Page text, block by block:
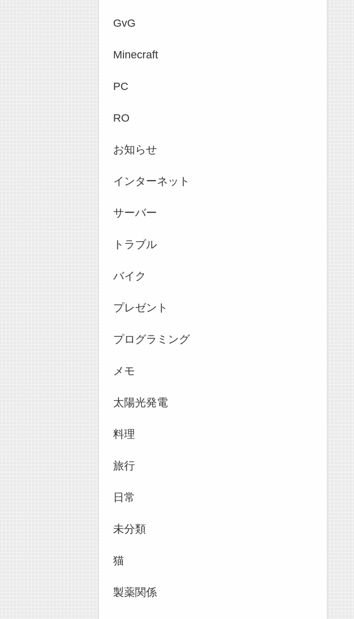
GvG
Minecraft
PC
RO
お知らせ
インターネット
サーバー
トラブル
バイク
プレゼント
プログラミング
メモ
太陽光発電
料理
旅行
日常
未分類
猫
製薬関係